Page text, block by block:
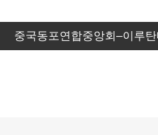
중국동포연합중앙회–이루